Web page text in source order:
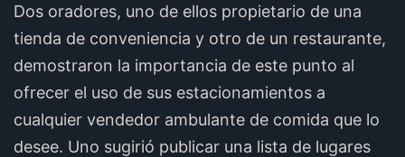
Dos oradores, uno de ellos propietario de una
tienda de conveniencia y otro de un restaurante,
demostraron la importancia de este punto al
ofrecer el uso de sus estacionamientos a
cualquier vendedor ambulante de comida que lo
desee. Uno sugirió publicar una lista de lugares